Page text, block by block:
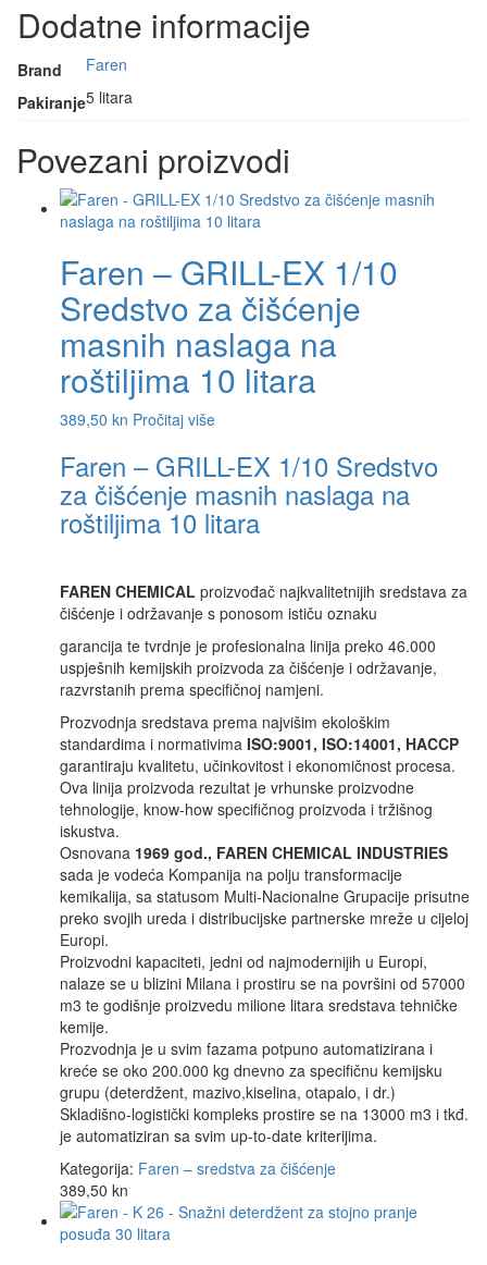
Dodatne informacije
Brand
Faren
Pakiranje5 litara
Povezani proizvodi
Faren – GRILL-EX 1/10
Sredstvo za čišćenje
masnih naslaga na
roštiljima 10 litara
389,50 kn Pročitaj više
Faren – GRILL-EX 1/10 Sredstvo
za čišćenje masnih naslaga na
roštiljima 10 litara
FAREN CHEMICAL proizvođač najkvalitetnijih sredstava za
čišćenje i održavanje s ponosom ističu oznaku
garancija te tvrdnje je profesionalna linija preko 46.000
uspješnih kemijskih proizvoda za čišćenje i održavanje,
razvrstanih prema specifičnoj namjeni.
Prozvodnja sredstava prema najvišim ekološkim
standardima i normativima ISO:9001, ISO:14001, HACCP
garantiraju kvalitetu, učinkovitost i ekonomičnost procesa.
Ova linija proizvoda rezultat je vrhunske proizvodne
tehnologije, know-how specifičnog proizvoda i tržišnog
iskustva.
Osnovana 1969 god., FAREN CHEMICAL INDUSTRIES
sada je vodeća Kompanija na polju transformacije
kemikalija, sa statusom Multi-Nacionalne Grupacije prisutne
preko svojih ureda i distribucijske partnerske mreže u cijeloj
Europi.
Proizvodni kapaciteti, jedni od najmodernijih u Europi,
nalaze se u blizini Milana i prostiru se na površini od 57000
m3 te godišnje proizvedu milione litara sredstava tehničke
kemije.
Prozvodnja je u svim fazama potpuno automatizirana i
kreće se oko 200.000 kg dnevno za specifičnu kemijsku
grupu (deterdžent, mazivo,kiselina, otapalo, i dr.)
Skladišno-logistički kompleks prostire se na 13000 m3 i tkđ.
je automatiziran sa svim up-to-date kriterijima.
Kategorija: Faren – sredstva za čišćenje
389,50 kn